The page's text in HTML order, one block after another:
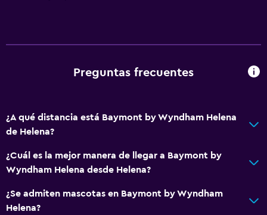
Secador de pelo
Lavandería
Lavandería
Servicio de planchado
Servicios de lavandería/tintorería
Plancha y tabla de planchar
Plancha para pantalones
Preguntas frecuentes
¿A qué distancia está Baymont by Wyndham Helena
de Helena?
¿Cuál es la mejor manera de llegar a Baymont by
Wyndham Helena desde Helena?
¿Se admiten mascotas en Baymont by Wyndham
Helena?